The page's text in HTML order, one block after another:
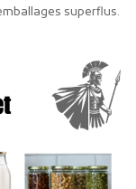
superflus.